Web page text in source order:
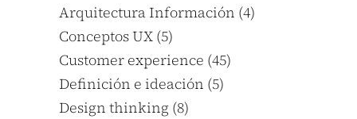
Arquitectura Información (4)
Conceptos UX (5)
Customer experience (45)
Definición e ideación (5)
Design thinking (8)